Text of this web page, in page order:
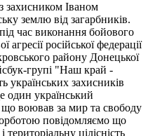
захисником Іваном
землю від загарбників.
час виконання бойового
агресії російської федерації
району Донецької
групі "Наш край -
українських захисників
український
воював за мир та свободу
повідомляємо що
цілісність